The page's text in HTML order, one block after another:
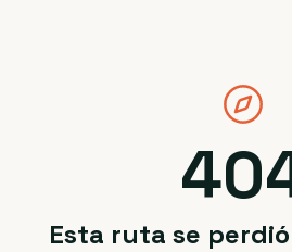
Esta ruta se